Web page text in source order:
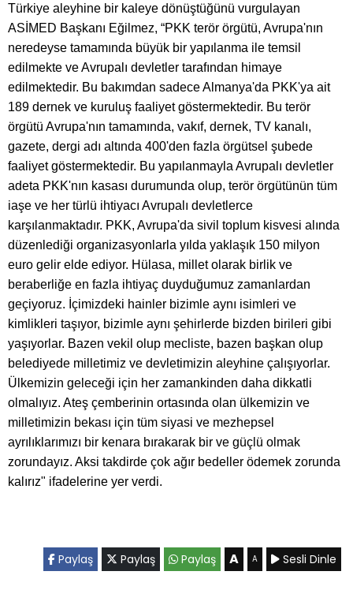
Türkiye aleyhine bir kaleye dönüştüğünü vurgulayan
ASİMED Başkanı Eğilmez, “PKK terör örgütü, Avrupa'nın
neredeyse tamamında büyük bir yapılanma ile temsil
edilmekte ve Avrupalı devletler tarafından himaye
edilmektedir. Bu bakımdan sadece Almanya'da PKK'ya ait
189 dernek ve kuruluş faaliyet göstermektedir. Bu terör
örgütü Avrupa'nın tamamında, vakıf, dernek, TV kanalı,
gazete, dergi adı altında 400'den fazla örgütsel şubede
faaliyet göstermektedir. Bu yapılanmayla Avrupalı devletler
adeta PKK'nın kasası durumunda olup, terör örgütünün tüm
iaşe ve her türlü ihtiyacı Avrupalı devletlerce
karşılanmaktadır. PKK, Avrupa'da sivil toplum kisvesi alında
düzenlediği organizasyonlarla yılda yaklaşık 150 milyon
euro gelir elde ediyor. Hülasa, millet olarak birlik ve
beraberliğe en fazla ihtiyaç duyduğumuz zamanlardan
geçiyoruz. İçimizdeki hainler bizimle aynı isimleri ve
kimlikleri taşıyor, bizimle aynı şehirlerde bizden birileri gibi
yaşıyorlar. Bazen vekil olup mecliste, bazen başkan olup
belediyede milletimiz ve devletimizin aleyhine çalışıyorlar.
Ülkemizin geleceği için her zamankinden daha dikkatli
olmalıyız. Ateş çemberinin ortasında olan ülkemizin ve
milletimizin bekası için tüm siyasi ve mezhepsel
ayrılıklarımızı bir kenara bırakarak bir ve güçlü olmak
zorundayız. Aksi takdirde çok ağır bedeller ödemek zorunda
kalırız" ifadelerine yer verdi.
Paylaş Paylaş Paylaş A A Sesli Dinle